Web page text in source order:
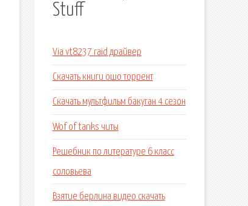
Stuff
Via vt8237 raid драйвер
Скачать книги ошо торрент
Скачать мультфильм бакуган 4 сезон
Wof of tanks читы
Решебник по литературе 6 класс
соловьева
Взятие берлина видео скачать